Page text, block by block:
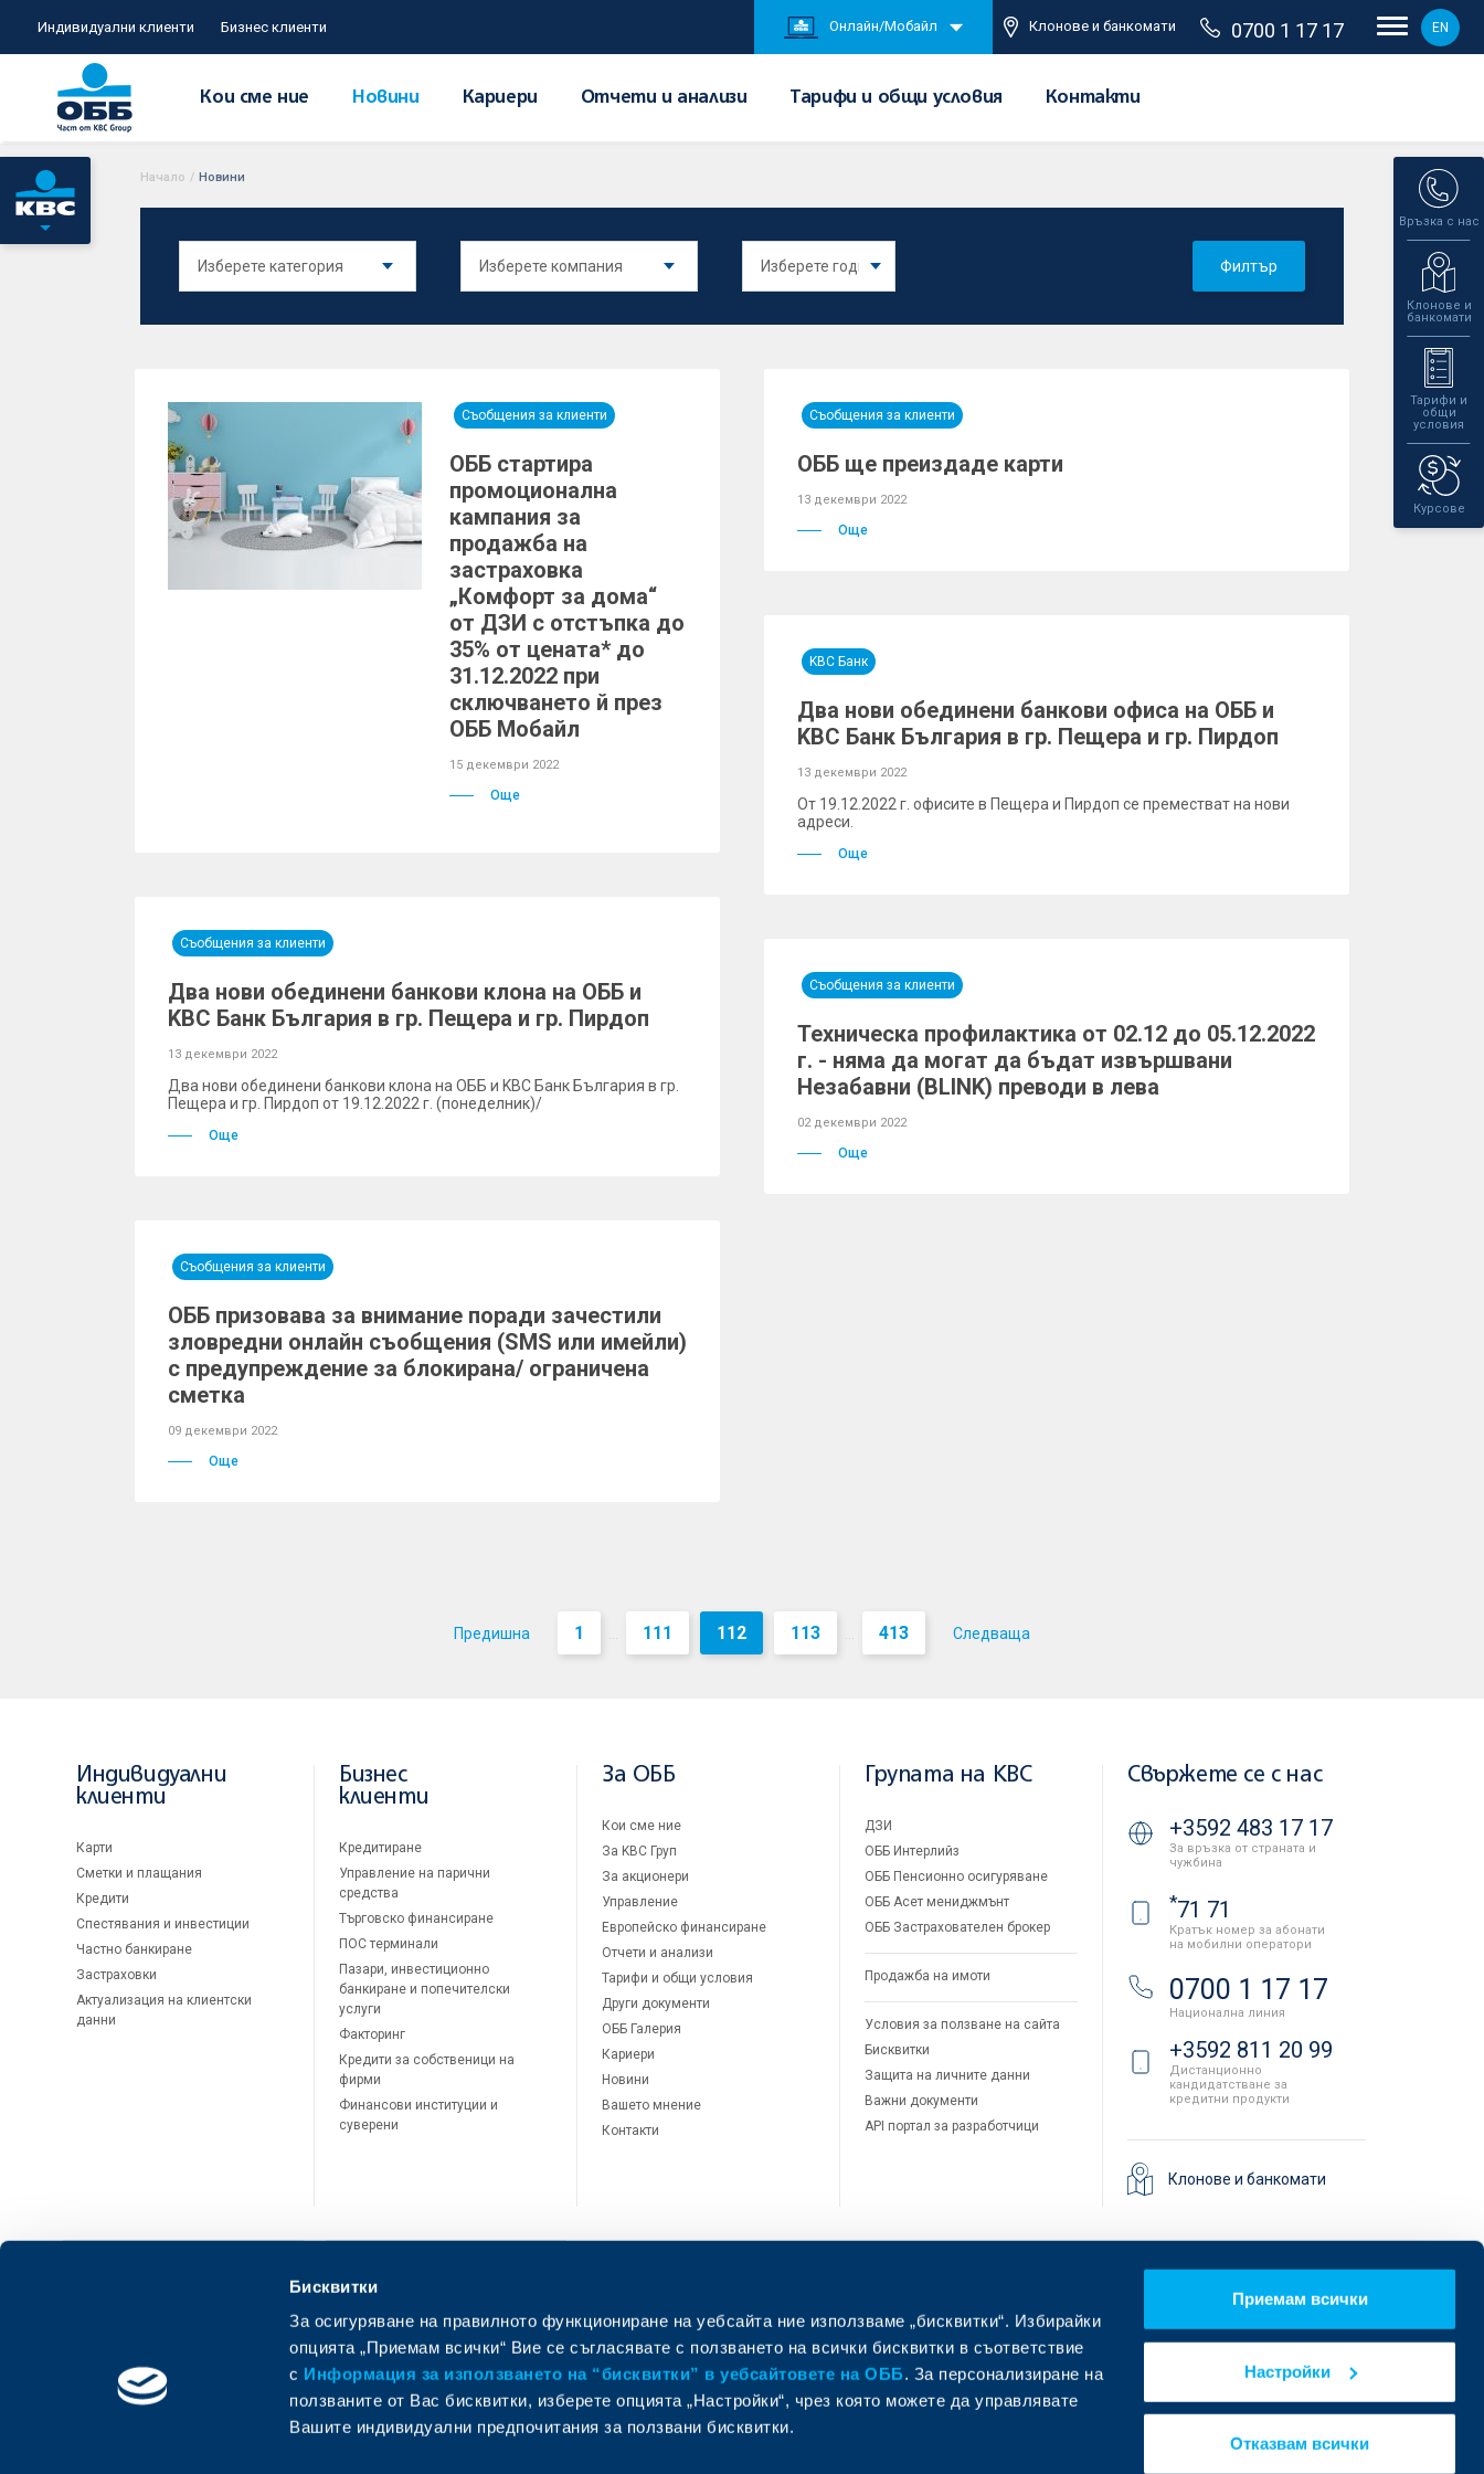
Бисквитки
За осигуряване на правилното функциониране на уебсайта ние използваме „бисквитки“. Избирайки
опцията „Приемам всички“ Вие се съгласявате с ползването на всички бисквитки в съответствие
с Информация за използването на “бисквитки” в уебсайтовете на ОББ. За персонализиране на
ползваните от Вас бисквитки, изберете опцията „Настройки“, чрез която можете да управлявате
Вашите индивидуални предпочитания за ползвани бисквитки.
Приемам всички
Настройки
Отказвам всички
Индивидуални клиенти Бизнес клиенти Онлайн/Мобайл Клонове и банкомати 0700 1 17 17 EN
Кои сме ние Новини Кариери Отчети и анализи Тарифи и общи условия Контакти
Връзка с нас
Клонове и
банкомати
Тарифи и
общи
условия
Курсове
Начало / Новини
Филтър
Съобщения за клиенти
ОББ стартира
промоционална
кампания за
продажба на
застраховка
„Комфорт за дома“
от ДЗИ с отстъпка до
35% от цената* до
31.12.2022 при
сключването й през
ОББ Мобайл
15 декември 2022
Още
Съобщения за клиенти
ОББ ще преиздаде карти
13 декември 2022
Още
Съобщения за клиенти
Два нови обединени банкови клона на ОББ и
KBC Банк България в гр. Пещера и гр. Пирдоп
13 декември 2022
Два нови обединени банкови клона на ОББ и KBC Банк България в гр.
Пещера и гр. Пирдоп от 19.12.2022 г. (понеделник)/
Още
KBC Банк
Два нови обединени банкови офиса на ОББ и
KBC Банк България в гр. Пещера и гр. Пирдоп
13 декември 2022
От 19.12.2022 г. офисите в Пещера и Пирдоп се преместват на нови
адреси.
Още
Съобщения за клиенти
ОББ призовава за внимание поради зачестили
зловредни онлайн съобщения (SMS или имейли)
с предупреждение за блокирана/ ограничена
сметка
09 декември 2022
Още
Съобщения за клиенти
Техническа профилактика от 02.12 до 05.12.2022
г. - няма да могат да бъдат извършвани
Незабавни (BLINK) преводи в лева
02 декември 2022
Още
Предишна 1 ... 111 112 113 ... 413 Следваща
Индивидуални
клиенти
Карти
Сметки и плащания
Кредити
Спестявания и инвестиции
Частно банкиране
Застраховки
Актуализация на клиентски
данни
Бизнес
клиенти
Кредитиране
Управление на парични
средства
Търговско финансиране
ПОС терминали
Пазари, инвестиционно
банкиране и попечителски
услуги
Факторинг
Кредити за собственици на
фирми
Финансови институции и
суверени
За ОББ
Кои сме ние
За KBC Груп
За акционери
Управление
Европейско финансиране
Отчети и анализи
Тарифи и общи условия
Други документи
ОББ Галерия
Кариери
Новини
Вашето мнение
Контакти
Групата на KBC
ДЗИ
ОББ Интерлийз
ОББ Пенсионно осигуряване
ОББ Асет мениджмънт
ОББ Застрахователен брокер
Продажба на имоти
Условия за ползване на сайта
Бисквитки
Защита на личните данни
Важни документи
API портал за разработчици
Свържете се с нас
+3592 483 17 17
За връзка от страната и
чужбина
*71 71
Кратък номер за абонати
на мобилни оператори
0700 1 17 17
Национална линия
+3592 811 20 99
Дистанционно
кандидатстване за
кредитни продукти
Клонове и банкомати
ОББ Мобайл
Намерете ни в социалните мрежи: